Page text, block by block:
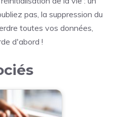
pas, la suppression du
toutes vos données,
d'abord !